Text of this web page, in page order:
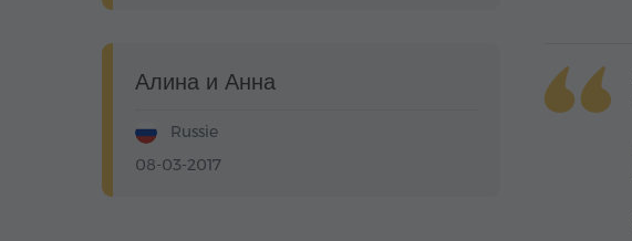
Алина и Анна
Russie
08-03-2017